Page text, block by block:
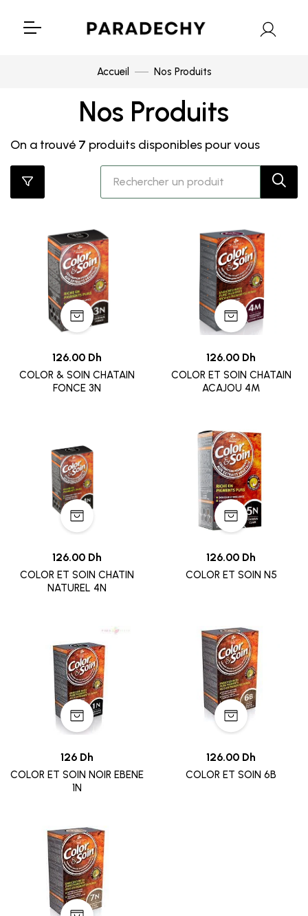
Accueil Nos Produits
Nos Produits
On a trouvé 7 produits disponibles pour vous
126.00 Dh
COLOR & SOIN CHATAIN
FONCE 3N
126.00 Dh
COLOR ET SOIN CHATAIN
ACAJOU 4M
126.00 Dh
COLOR ET SOIN CHATIN
NATUREL 4N
126.00 Dh
COLOR ET SOIN N5
126 Dh
COLOR ET SOIN NOIR EBENE
1N
126.00 Dh
COLOR ET SOIN 6B